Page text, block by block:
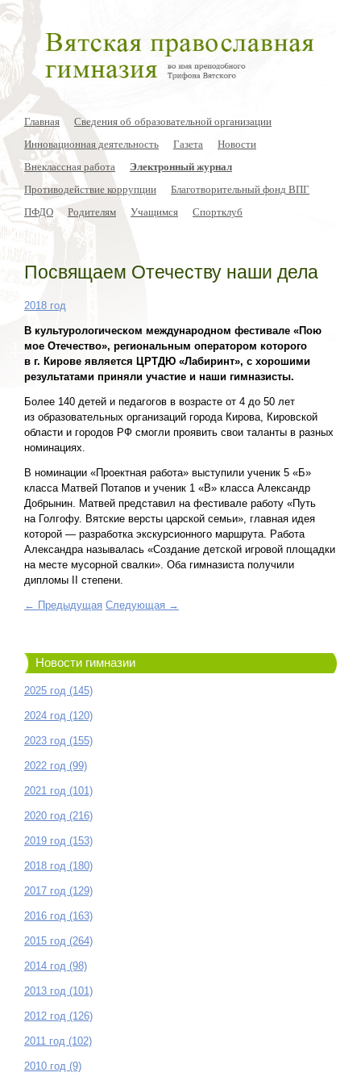
Главная
Сведения об образовательной организации
Инновационная деятельность
Газета
Новости
Внеклассная работа
Электронный журнал
Противодействие коррупции
Благотворительный фонд ВПГ
ПФДО
Родителям Учащимся Спортклуб
Посвящаем Отечеству наши дела
2018 год
В культурологическом международном фестивале «Пою
мое Отечество», региональным оператором которого
в г. Кирове является ЦРТДЮ «Лабиринт», с хорошими
результатами приняли участие и наши гимназисты.
Более 140 детей и педагогов в возрасте от 4 до 50 лет
из образовательных организаций города Кирова, Кировской
области и городов РФ смогли проявить свои таланты в разных
номинациях.
В номинации «Проектная работа» выступили ученик 5 «Б»
класса Матвей Потапов и ученик 1 «В» класса Александр
Добрынин. Матвей представил на фестивале работу «Путь
на Голгофу. Вятские версты царской семьи», главная идея
которой — разработка экскурсионного маршрута. Работа
Александра называлась «Создание детской игровой площадки
на месте мусорной свалки». Оба гимназиста получили
дипломы II степени.
← Предыдущая Следующая →
Новости гимназии
2025 год (145)
2024 год (120)
2023 год (155)
2022 год (99)
2021 год (101)
2020 год (216)
2019 год (153)
2018 год (180)
2017 год (129)
2016 год (163)
2015 год (264)
2014 год (98)
2013 год (101)
2012 год (126)
2011 год (102)
2010 год (9)